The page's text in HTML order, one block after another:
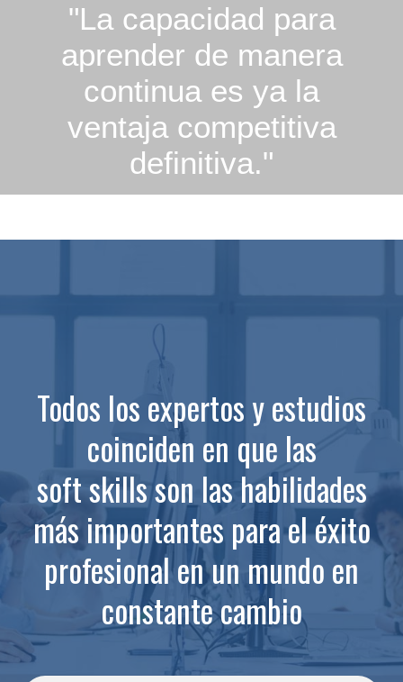
"La capacidad para
aprender de manera
continua es ya la
ventaja competitiva
definitiva."
Todos los expertos y estudios
coinciden en que las
soft skills son las habilidades
más importantes para el éxito
profesional en un mundo en
constante cambio